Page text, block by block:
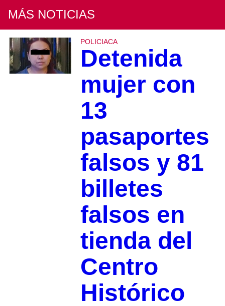
MÁS NOTICIAS
POLICIACA
Detenida
mujer con
13
pasaportes
falsos y 81
billetes
falsos en
tienda del
Centro
Histórico